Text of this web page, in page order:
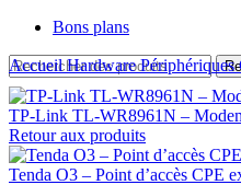
Bons plans
AccueilHardwarePériphériques
TP-Link TL-WR8961N –
Retour aux produits
Tenda O3 – Point d’accès CPE